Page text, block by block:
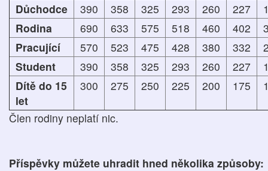
Důchodce
390 358 325 293 260 227
Rodina
690 633 575 518 460 402
Pracující
570 523 475 428 380 332
Student
390 358 325 293 260 227
Dítě do 15
let
300 275 250 225 200 175
Člen rodiny neplatí nic.
Příspěvky můžete uhradit hned několika způsoby: